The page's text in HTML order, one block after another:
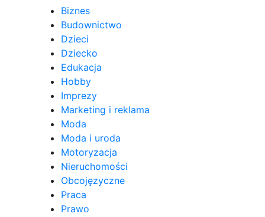
Biznes
Budownictwo
Dzieci
Dziecko
Edukacja
Hobby
Imprezy
Marketing i reklama
Moda
Moda i uroda
Motoryzacja
Nieruchomości
Obcojęzyczne
Praca
Prawo